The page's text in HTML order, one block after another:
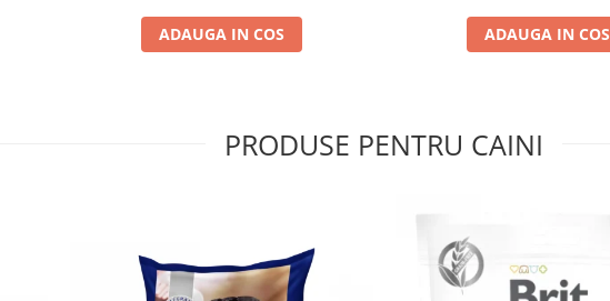
ADAUGA IN COS ADAUGA IN COS
PRODUSE PENTRU CAINI